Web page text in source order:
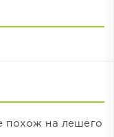
похож на лешего